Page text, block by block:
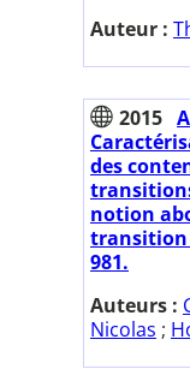
Auteur :
2015
des
notion
transition
981.
Auteurs :
Nicolas ;